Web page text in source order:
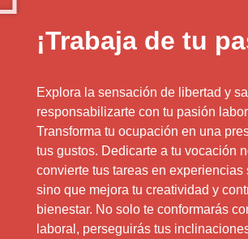
¡Trabaja de tu
Explora la sensación de libertad y
responsabilizarte con tu pasión
Transforma tu ocupación en una
tus gustos. Dedicarte a tu vocación
convierte tus tareas en experiencias
sino que mejora tu creatividad y
bienestar. No solo te conformarás
laboral, perseguirás tus